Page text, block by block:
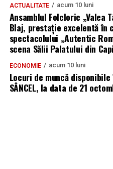
ACTUALITATE acum 10 luni
Ansamblul Folcloric „Valea
Blaj, prestație excelentă în
spectacolului „Autentic
scena Sălii Palatului din
ECONOMIE acum 10 luni
Locuri de muncă disponibile
SÂNCEL, la data de 21